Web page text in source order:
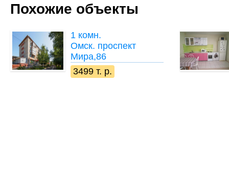
Похожие объекты
1 комн.
Омск. проспект
Мира,86
3499 т. р.